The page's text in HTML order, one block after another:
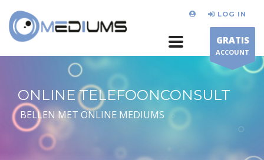
LOG IN
GRATIS
ACCOUNT
ONLINE TELEFOONCONSULT
BELLEN MET ONLINE MEDIUMS